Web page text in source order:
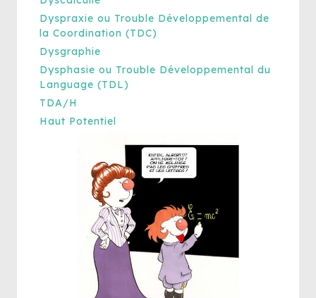
Dyspraxie ou Trouble Développemental de
la Coordination (TDC)
Dysgraphie
Dysphasie ou Trouble Développemental du
Language (TDL)
TDA/H
Haut Potentiel